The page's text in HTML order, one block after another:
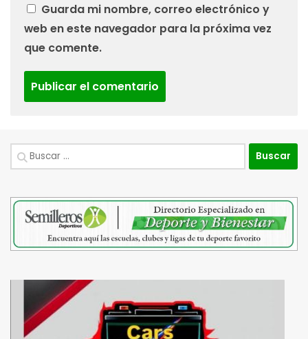
Guarda mi nombre, correo electrónico y
web en este navegador para la próxima vez
que comente.
Buscar: